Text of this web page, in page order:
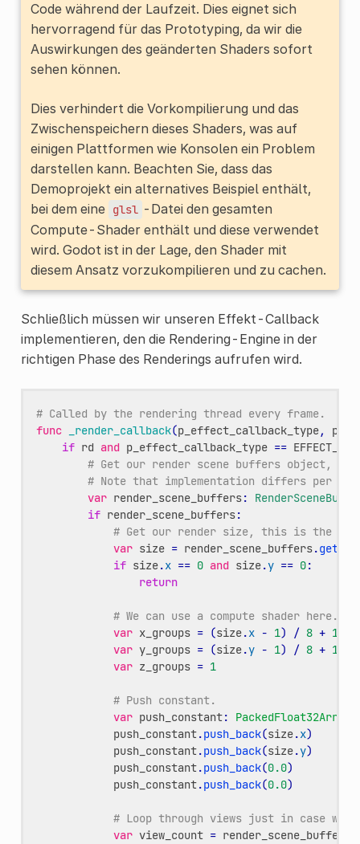
Code während der Laufzeit. Dies eignet sich
hervorragend für das Prototyping, da wir die
Auswirkungen des geänderten Shaders sofort
sehen können.
Dies verhindert die Vorkompilierung und das
Zwischenspeichern dieses Shaders, was auf
einigen Plattformen wie Konsolen ein Problem
darstellen kann. Beachten Sie, dass das
Demoprojekt ein alternatives Beispiel enthält,
bei dem eine glsl -Datei den gesamten
Compute-Shader enthält und diese verwendet
wird. Godot ist in der Lage, den Shader mit
diesem Ansatz vorzukompilieren und zu cachen.
Schließlich müssen wir unseren Effekt-Callback
implementieren, den die Rendering-Engine in der
richtigen Phase des Renderings aufrufen wird.
# Called by the rendering thread every frame.
func
_render_callback(p_effect_callback_type,
if rd and p_effect_callback_type ==
# Get our render scene buffers object,
# Note that implementation differs per
var render_scene_buffers:
if render_scene_buffers:
# Get our render size, this is the 3D
var size = render_scene_buffers.
if size.x == 0 and size.y == 0:
return
# We can use a compute shader here.
var x_groups = (size.x - 1) / 8 + 1
var y_groups = (size.y - 1) / 8 + 1
var z_groups = 1
# Push constant.
var push_constant: PackedFloat32Array
push_constant.push_back(size.x)
push_constant.push_back(size.y)
push_constant.push_back(0.0)
push_constant.push_back(0.0)
# Loop through views just in case
var view_count = render_scene_buffers